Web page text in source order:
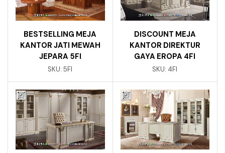
BESTSELLING MEJA
KANTOR JATI MEWAH
JEPARA 5FI
SKU:5FI
DISCOUNT MEJA
KANTOR DIREKTUR
GAYA EROPA 4FI
SKU: 4FI